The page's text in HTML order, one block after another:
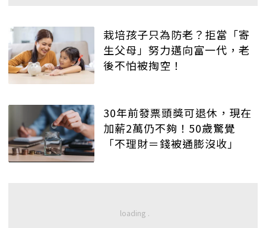
栽培孩子只為防老？拒當「寄
生父母」努力邁向富一代，老
後不怕被掏空！
30年前發票頭獎可退休，現在
加薪2萬仍不夠！50歲驚覺
「不理財＝錢被通膨沒收」